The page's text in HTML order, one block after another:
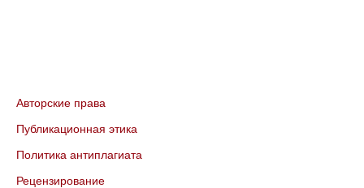
Авторские права
Публикационная этика
Политика антиплагиата
Рецензирование